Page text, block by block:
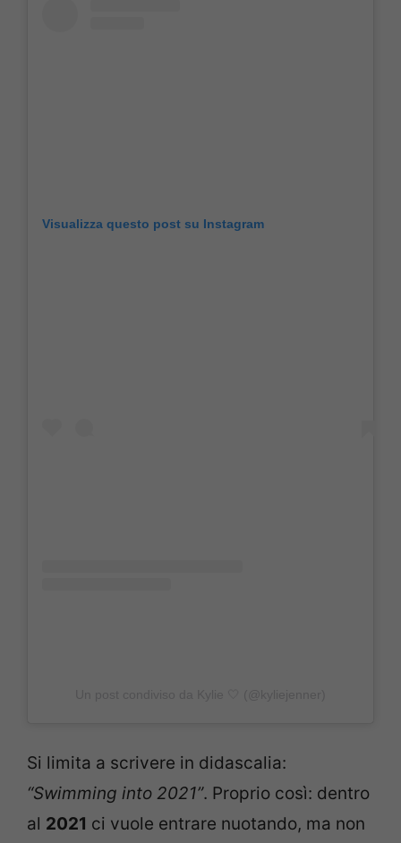
Visualizza questo post su Instagram
Si limita a scrivere in didascalia:
“Swimming into 2021”. Proprio così: dentro
al 2021 ci vuole entrare nuotando, ma non